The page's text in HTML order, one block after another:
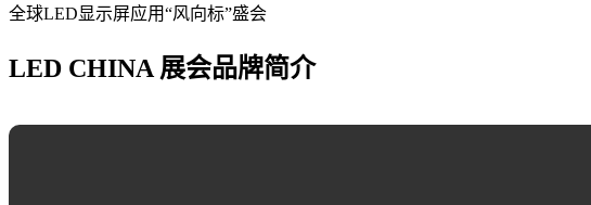
全球LED显示屏应用“风向标”盛会
LED CHINA 展会品牌简介